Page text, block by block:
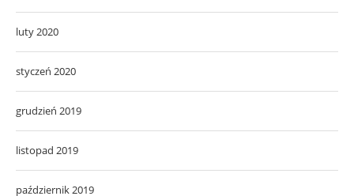
luty 2020
styczeń 2020
grudzień 2019
listopad 2019
październik 2019